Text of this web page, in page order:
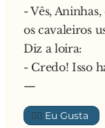
- Vês,
os cavaleiros
Diz a loira:
- Credo! Isso
—
👍🏼